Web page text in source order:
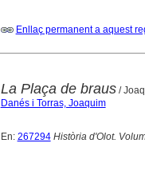
Enllaç permanent a aquest
La Plaça de braus/
Danés i Torras, Joaquim
En: 267294 Història d'Olot.